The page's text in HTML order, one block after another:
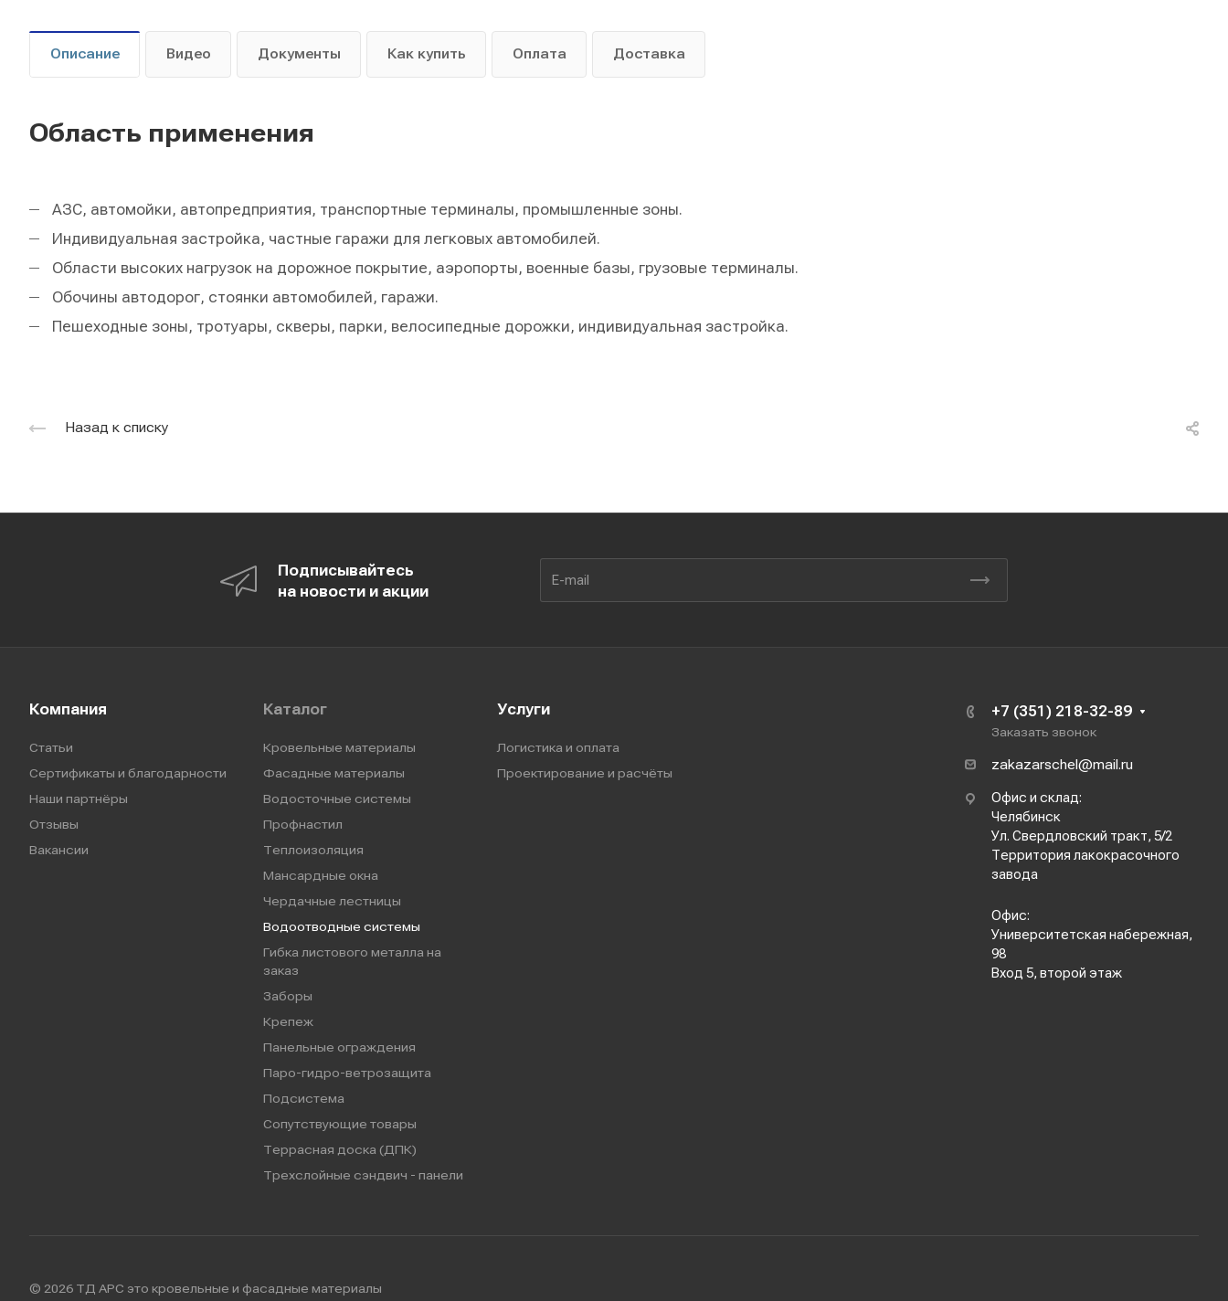
Описание Видео Документы Как купить Оплата Доставка
Область применения
АЗС, автомойки, автопредприятия, транспортные терминалы, промышленные зоны.
Индивидуальная застройка, частные гаражи для легковых автомобилей.
Области высоких нагрузок на дорожное покрытие, аэропорты, военные базы, грузовые терминалы.
Обочины автодорог, стоянки автомобилей, гаражи.
Пешеходные зоны, тротуары, скверы, парки, велосипедные дорожки, индивидуальная застройка.
Назад к списку
Подписывайтесь
на новости и акции
Компания
Статьи
Сертификаты и благодарности
Наши партнёры
Отзывы
Вакансии
Каталог
Кровельные материалы
Фасадные материалы
Водосточные системы
Профнастил
Теплоизоляция
Мансардные окна
Чердачные лестницы
Водоотводные системы
Гибка листового металла на
заказ
Заборы
Крепеж
Панельные ограждения
Паро-гидро-ветрозащита
Подсистема
Сопутствующие товары
Террасная доска (ДПК)
Трехслойные сэндвич - панели
Услуги
Логистика и оплата
Проектирование и расчёты
+7 (351) 218-32-89
Заказать звонок
zakazarschel@mail.ru
Офис и склад:
Челябинск
Ул. Свердловский тракт, 5/2
Территория лакокрасочного
завода
Офис:
Университетская набережная,
98
Вход 5, второй этаж
© 2026 ТД АРС это кровельные и фасадные материалы